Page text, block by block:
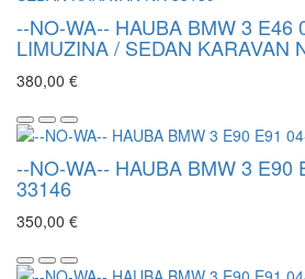
--NO-WA-- HAUBA BMW 3 E46
LIMUZINA / SEDAN KARAVAN
380,00 €
--NO-WA-- HAUBA BMW 3 E90
33146
350,00 €